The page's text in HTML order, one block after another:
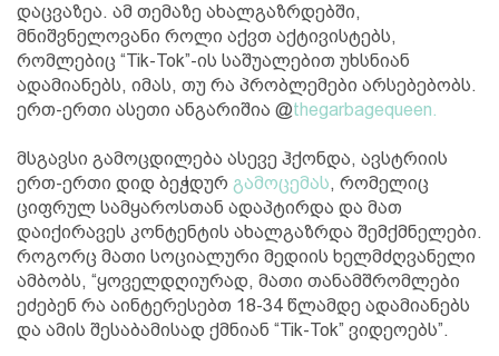
დაცვაზეა. ამ თემაზე ახალგაზრდებში,
მნიშვნელოვანი როლი აქვთ აქტივისტებს,
რომლებიც “Tik-Tok”-ის საშუალებით უხსნიან
ადამიანებს, იმას, თუ რა პრობლემები არსებებობს.
ერთ-ერთი ასეთი ანგარიშია @thegarbagequeen.
მსგავსი გამოცდილება ასევე ჰქონდა, ავსტრიის
ერთ-ერთი დიდ ბეჭდურ გამოცემას, რომელიც
ციფრულ სამყაროსთან ადაპტირდა და მათ
დაიქირავეს კონტენტის ახალგაზრდა შემქმნელები.
როგორც მათი სოციალური მედიის ხელმძღვანელი
ამბობს, “ყოველდღიურად, მათი თანამშრომლები
ეძებენ რა აინტერესებთ 18-34 წლამდე ადამიანებს
და ამის შესაბამისად ქმნიან “Tik-Tok” ვიდეოებს”.